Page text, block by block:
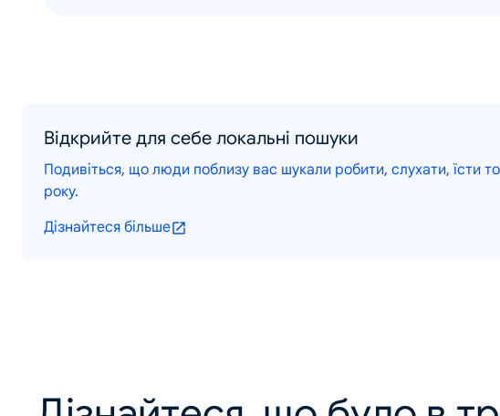
Відкрийте для себе локальні пошуки
Подивіться, що люди поблизу вас шукали робити, слухати, їсти
року.
Дізнайтеся більше